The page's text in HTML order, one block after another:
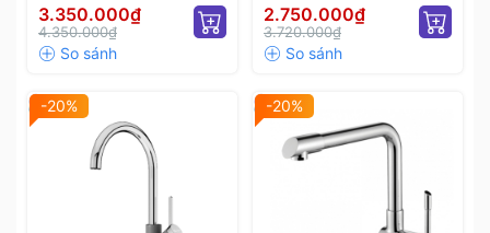
Chrome
3.350.000₫
4.350.000₫
2.750.000₫
3.720.000₫
-20% -20%